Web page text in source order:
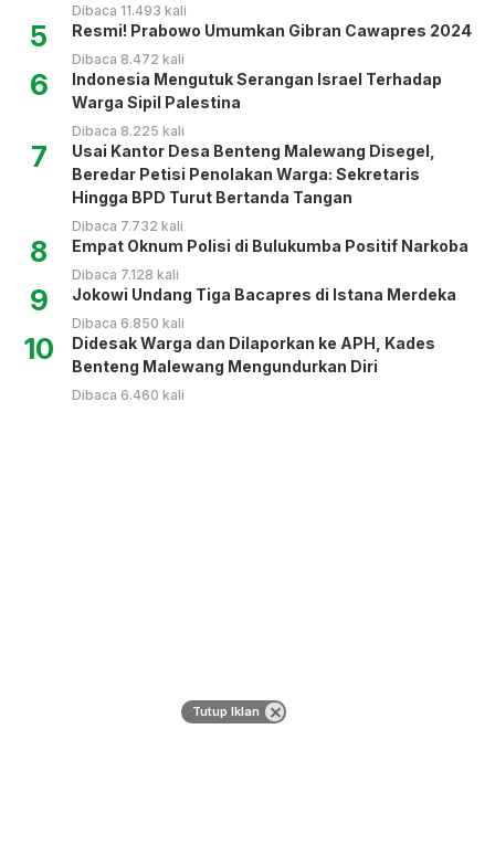
Dibaca 11.493 kali
5 Resmi! Prabowo Umumkan Gibran Cawapres 2024
Dibaca 8.472 kali
6
Indonesia Mengutuk Serangan Israel Terhadap
Warga Sipil Palestina
Dibaca 8.225 kali
7
Usai Kantor Desa Benteng Malewang Disegel,
Beredar Petisi Penolakan Warga: Sekretaris
Hingga BPD Turut Bertanda Tangan
Dibaca 7.732 kali
8 Empat Oknum Polisi di Bulukumba Positif Narkoba
Dibaca 7.128 kali
9 Jokowi Undang Tiga Bacapres di Istana Merdeka
Dibaca 6.850 kali
10
Didesak Warga dan Dilaporkan ke APH, Kades
Benteng Malewang Mengundurkan Diri
Dibaca 6.460 kali
Tutup Iklan